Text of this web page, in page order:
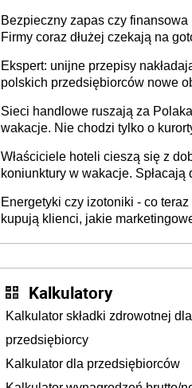
Bezpieczny zapas czy finansowa
Firmy coraz dłużej czekają na
Ekspert: unijne przepisy
polskich przedsiębiorców nowe
Sieci handlowe ruszają za
wakacje. Nie chodzi tylko o
tam, gdzie wielu spędzi urlop po
Właściciele hoteli cieszą się z
koniunktury w wakacje. Spłacają
Energetyki czy izotoniki - co
kupują klienci, jakie
Kalkulatory
Kalkulator składki zdrowotnej dla
przedsiębiorcy
Kalkulator dla przedsiębiorców